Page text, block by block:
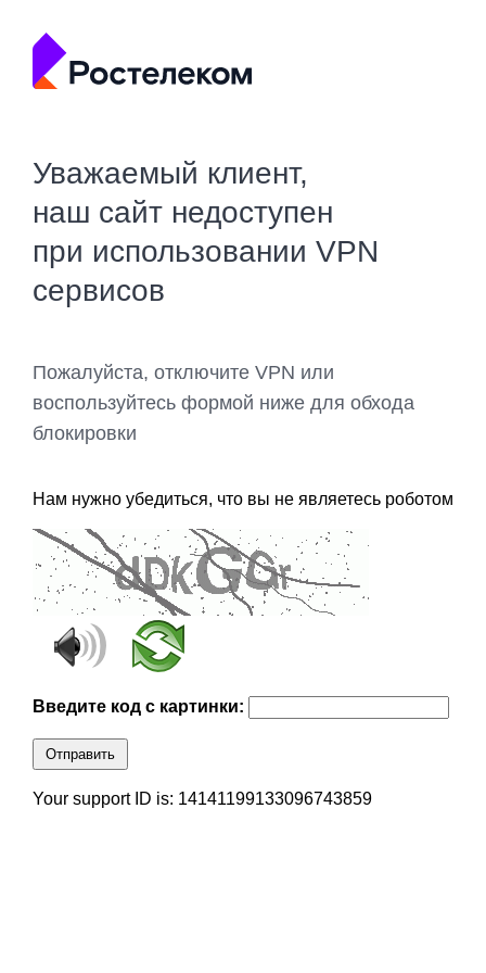
Уважаемый клиент,
наш сайт недоступен
при использовании VPN
сервисов
Пожалуйста, отключите VPN или
воспользуйтесь формой ниже для обхода
блокировки
Нам нужно убедиться, что вы не являетесь роботом
Введите код с картинки:
Отправить
Your support ID is: 14141199133096743859